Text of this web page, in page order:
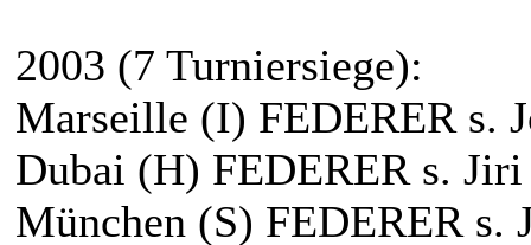
2003 (7 Turniersiege):
Marseille (I) FEDERER s.
Dubai (H) FEDERER s.
München (S) FEDERER